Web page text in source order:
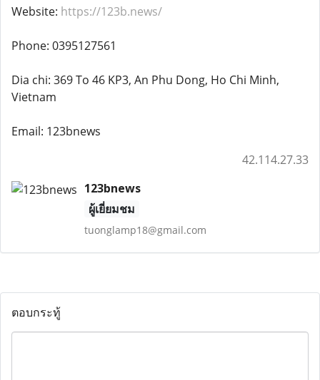
Website: https://123b.news/
Phone: 0395127561
Dia chi: 369 To 46 KP3, An Phu Dong, Ho Chi Minh,
Vietnam
Email: 123bnews
42.114.27.33
123bnews
ผู้เยี่ยมชม
tuonglamp18@gmail.com
ตอบกระทู้